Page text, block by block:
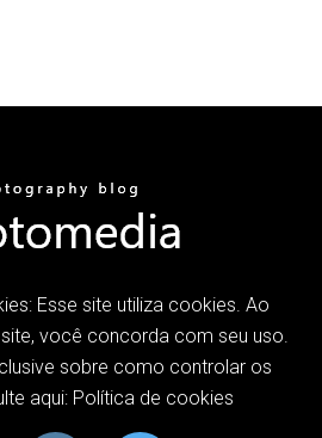
Esse site utiliza cookies. Ao
você concorda com seu uso.
sobre como controlar os
aqui: Política de cookies